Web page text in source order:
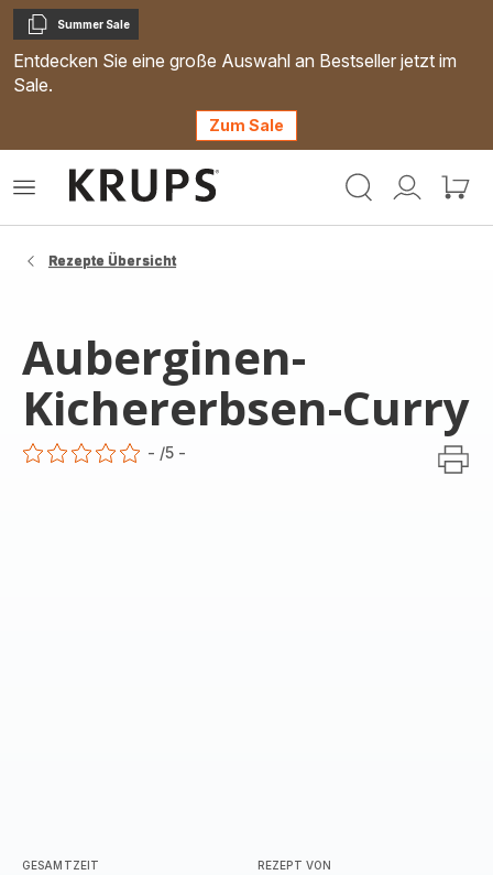
Kopieren
Summer Sale
Entdecken Sie eine große Auswahl an Bestseller jetzt im
Sale.
Zum Sale
Mein
Mein
Das
Rezepte Übersicht
Auberginen-
Kichererbsen-Curry
- /5 -
GESAMTZEIT REZEPT VON